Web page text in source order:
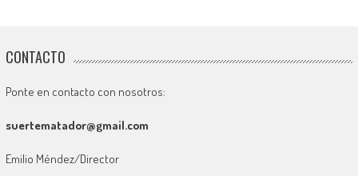
CONTACTO
Ponte en contacto con nosotros:
suertematador@gmail.com
Emilio Méndez/Director